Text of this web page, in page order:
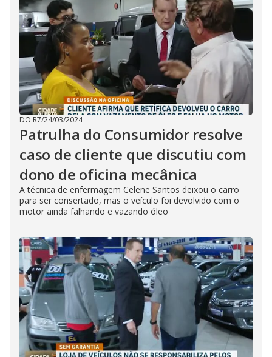
DO R7/24/03/2024
Patrulha do Consumidor resolve
caso de cliente que discutiu com
dono de oficina mecânica
A técnica de enfermagem Celene Santos deixou o carro
para ser consertado, mas o veículo foi devolvido com o
motor ainda falhando e vazando óleo